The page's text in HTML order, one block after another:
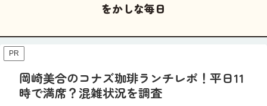
をかしな毎日
PR
岡崎美合のコナズ珈琲ランチレポ！平日11
時で満席？混雑状況を調査